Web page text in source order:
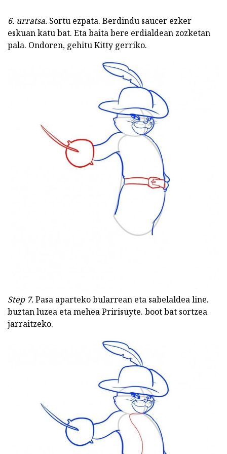
6. urratsa. Sortu ezpata. Berdindu saucer ezker
eskuan katu bat. Eta baita bere erdialdean zozketan
pala. Ondoren, gehitu Kitty gerriko.
Step 7.Pasa aparteko bularrean eta sabelaldea line.
buztan luzea eta mehea Pririsuyte. boot bat sortzea
jarraitzeko.